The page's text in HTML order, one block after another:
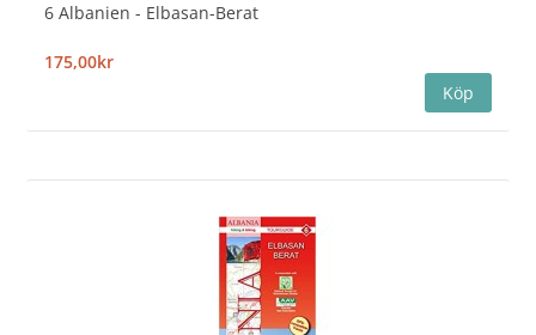
6 Albanien - Elbasan-Berat
175,00kr